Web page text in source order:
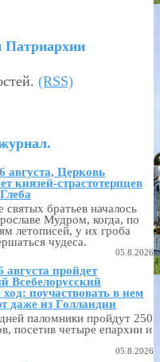
Патриархии
(RSS)
августа, Церковь
князей-страстотерпцев
святых братьев началось
Мудром, когда, по
летописей, у их гроба
чудеса.
05.8.2026
августа пройдет
Всебелорусский
поучаствовать в нем
даже из Голландии
паломники пройдут 250
посетив четыре епархии и
05.8.2026